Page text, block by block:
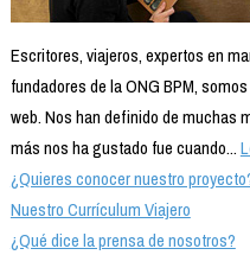
Escritores, viajeros, expertos en
fundadores de la ONG BPM,
web. Nos han definido de muchas
más nos ha gustado fue cuando...
¿Quieres conocer nuestro
Nuestro Currículum Viajero
¿Qué dice la prensa de nosotros?